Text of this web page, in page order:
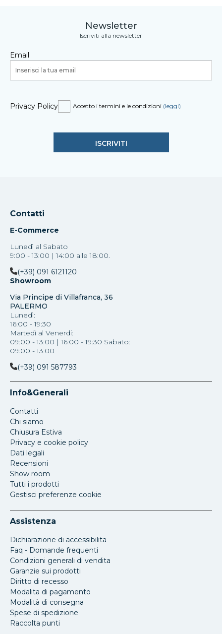
Newsletter
Iscriviti alla newsletter
Email
Privacy Policy Accetto i termini e le condizioni (leggi)
Contatti
E-Commerce
Lunedì al Sabato
9:00 - 13:00 | 14:00 alle 18:00.
(+39) 091 6121120
Showroom
Via Principe di Villafranca, 36
PALERMO
Lunedì:
16:00 - 19:30
Martedì al Venerdi:
09:00 - 13:00 | 16:00 - 19:30 Sabato:
09:00 - 13:00
(+39) 091 587793
Info&Generali
Contatti
Chi siamo
Chiusura Estiva
Privacy e cookie policy
Dati legali
Recensioni
Show room
Tutti i prodotti
Gestisci preferenze cookie
Assistenza
Dichiarazione di accessibilita
Faq - Domande frequenti
Condizioni generali di vendita
Garanzie sui prodotti
Diritto di recesso
Modalita di pagamento
Modalità di consegna
Spese di spedizione
Raccolta punti